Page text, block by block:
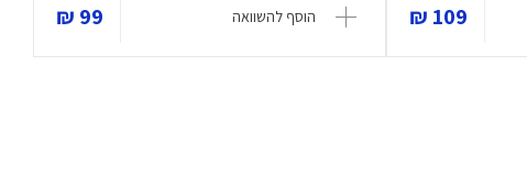
109 ₪ הוסף להשוואה 99 ₪